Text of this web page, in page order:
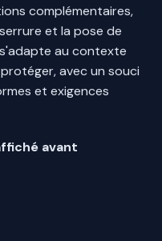
complémentaires,
et la pose de
au contexte
avec un souci
et exigences
avant